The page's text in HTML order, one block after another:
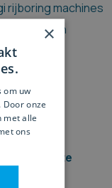
rijboring machines
precisie en
en
je het
constante
×
om uw
onze
met alle
ons